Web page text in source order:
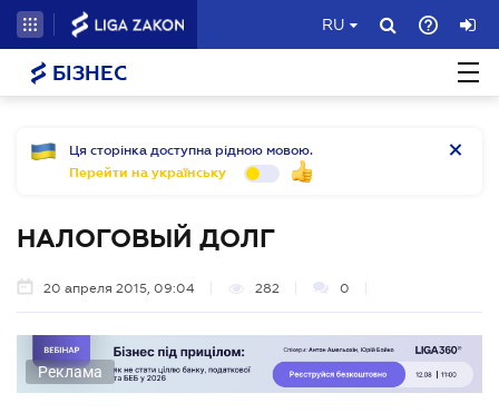
RU
БІЗНЕС
Ця сторінка доступна рідною мовою.
Перейти на українську
НАЛОГОВЫЙ ДОЛГ
20 апреля 2015, 09:04 282 0
Реклама